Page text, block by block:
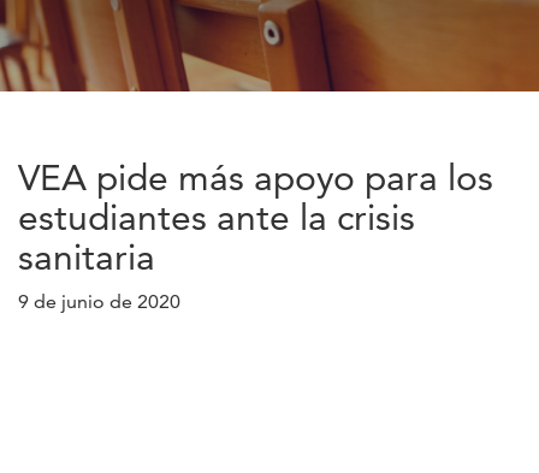
VEA pide más apoyo para los
estudiantes ante la crisis
sanitaria
9 de junio de 2020